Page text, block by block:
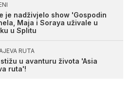
je nadživjelo show 'Gospodin
Maja i Soraya uživale u
u Splitu
RUTA
u avanturu života 'Asia
ruta'!